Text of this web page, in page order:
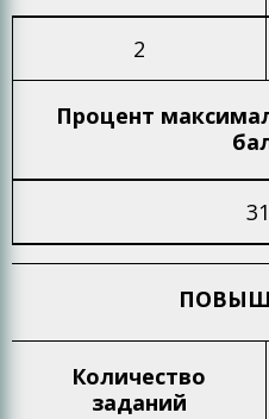
2
Процент
Количество
заданий